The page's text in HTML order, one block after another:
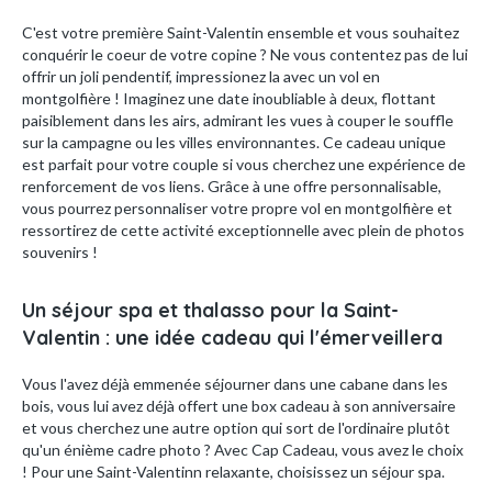
C'est votre première Saint-Valentin ensemble et vous souhaitez
conquérir le coeur de votre copine ? Ne vous contentez pas de lui
offrir un joli pendentif, impressionez la avec un vol en
montgolfière ! Imaginez une date inoubliable à deux, flottant
paisiblement dans les airs, admirant les vues à couper le souffle
sur la campagne ou les villes environnantes. Ce cadeau unique
est parfait pour votre couple si vous cherchez une expérience de
renforcement de vos liens. Grâce à une offre personnalisable,
vous pourrez personnaliser votre propre vol en montgolfière et
ressortirez de cette activité exceptionnelle avec plein de photos
souvenirs !
Un séjour spa et thalasso pour la Saint-
Valentin : une idée cadeau qui l'émerveillera
Vous l'avez déjà emmenée séjourner dans une cabane dans les
bois, vous lui avez déjà offert une box cadeau à son anniversaire
et vous cherchez une autre option qui sort de l'ordinaire plutôt
qu'un énième cadre photo ? Avec Cap Cadeau, vous avez le choix
! Pour une Saint-Valentinn relaxante, choisissez un séjour spa.